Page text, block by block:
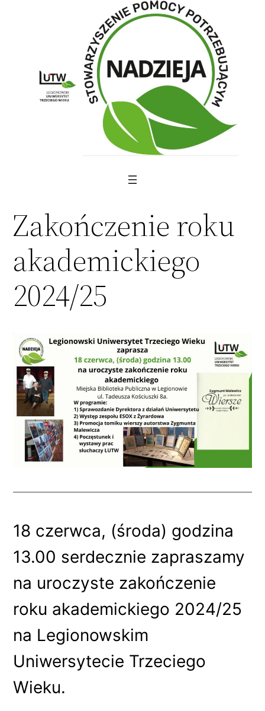
Zakończenie roku
akademickiego
2024/25
18 czerwca, (środa) godzina
13.00 serdecznie zapraszamy
na uroczyste zakończenie
roku akademickiego 2024/25
na Legionowskim
Uniwersytecie Trzeciego
Wieku.